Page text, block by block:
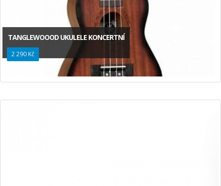
TANGLEWOOOD UKULELE KONCERTNÍ
2 290 Kč